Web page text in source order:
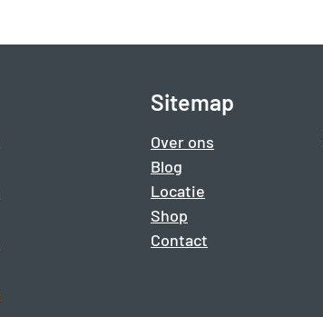
Sitemap
Over ons
Blog
Locatie
Shop
Contact